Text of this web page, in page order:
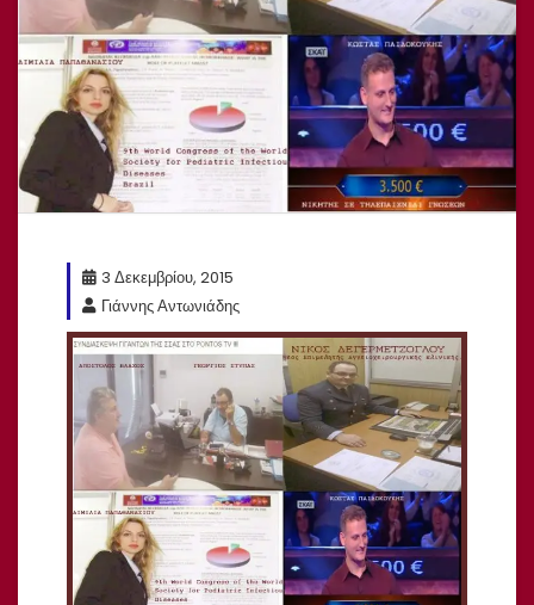
3 Δεκεμβρίου, 2015
Γιάννης Αντωνιάδης